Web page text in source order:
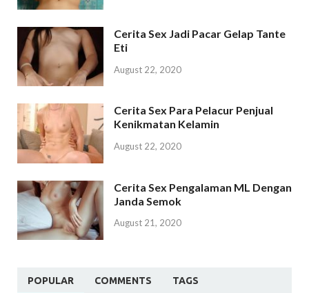
Cerita Sex Jadi Pacar Gelap Tante
Eti
August 22, 2020
Cerita Sex Para Pelacur Penjual
Kenikmatan Kelamin
August 22, 2020
Cerita Sex Pengalaman ML Dengan
Janda Semok
August 21, 2020
POPULAR COMMENTS TAGS